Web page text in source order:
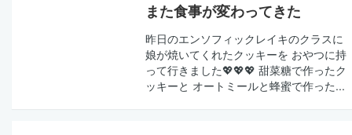
また食事が変わってきた
昨日のエンソフィックレイキのクラスに
娘が焼いてくれたクッキーを おやつに持
って行きました💖💖💖 甜菜糖で作ったク
ッキーと オートミールと蜂蜜で作った...